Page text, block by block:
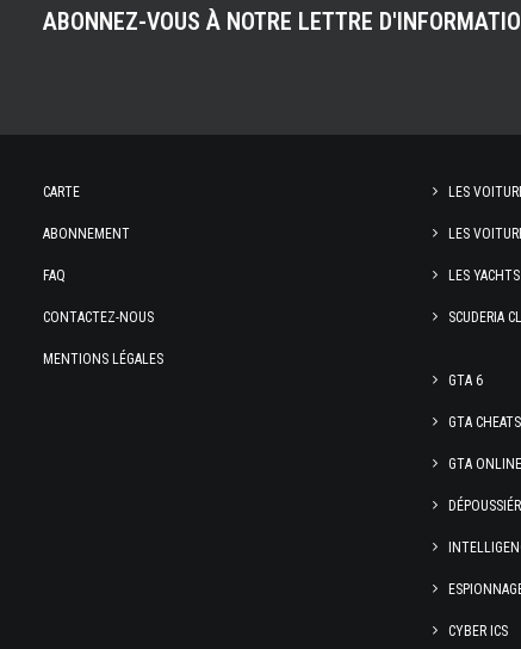
ABONNEZ-VOUS À NOTRE LETTRE
CARTE
ABONNEMENT
FAQ
CONTACTEZ-NOUS
MENTIONS LÉGALES
LES
LES
LES YACHTS
SCUDERIA
GTA 6
GTA CHEATS
GTA ONLINE
CYBER ICS